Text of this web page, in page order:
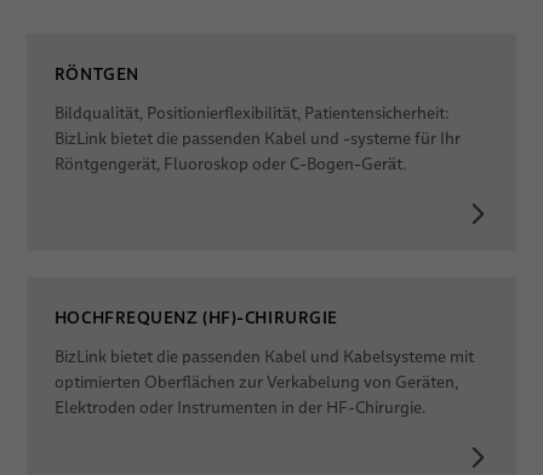
RÖNTGEN
Bildqualität, Positionierflexibilität, Patientensicherheit:
BizLink bietet die passenden Kabel und -systeme für Ihr
Röntgengerät, Fluoroskop oder C-Bogen-Gerät.
HOCHFREQUENZ (HF)-CHIRURGIE
BizLink bietet die passenden Kabel und Kabelsysteme mit
optimierten Oberflächen zur Verkabelung von Geräten,
Elektroden oder Instrumenten in der HF-Chirurgie.